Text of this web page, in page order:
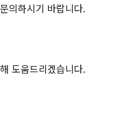
의하시기 바랍니다.
도움드리겠습니다.